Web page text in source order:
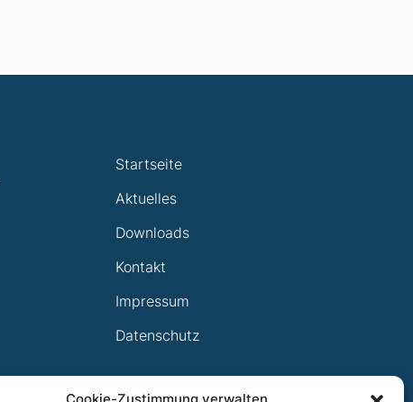
Startseite
Aktuelles
Downloads
Kontakt
Impressum
Datenschutz